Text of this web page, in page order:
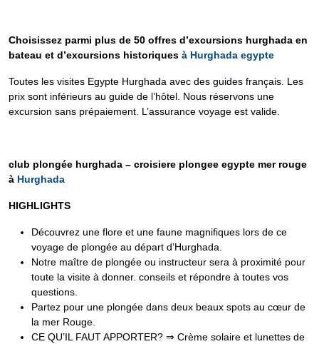
Choisissez parmi plus de 50 offres d’excursions hurghada en
bateau et d’excursions historiques à Hurghada egypte
Toutes les visites Egypte Hurghada avec des guides français. Les
prix sont inférieurs au guide de l’hôtel. Nous réservons une
excursion sans prépaiement. L’assurance voyage est valide.
club plongée hurghada – croisiere plongee egypte mer rouge
à Hurghada
HIGHLIGHTS
Découvrez une flore et une faune magnifiques lors de ce
voyage de plongée au départ d’Hurghada.
Notre maître de plongée ou instructeur sera à proximité pour
toute la visite à donner. conseils et répondre à toutes vos
questions.
Partez pour une plongée dans deux beaux spots au cœur de
la mer Rouge.
CE QU’IL FAUT APPORTER? ⇒ Crème solaire et lunettes de